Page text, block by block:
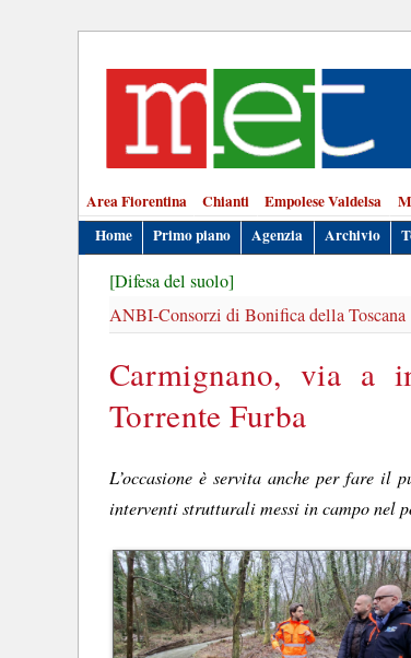
Area Fiorentina Chianti Empolese Valdelsa
Home
Primo piano Agenzia Archivio
[Difesa del suolo]
ANBI-Consorzi di Bonifica della Toscana
Carmignano, via a
Torrente Furba
L’occasione è servita anche per fare
interventi strutturali messi in campo nel